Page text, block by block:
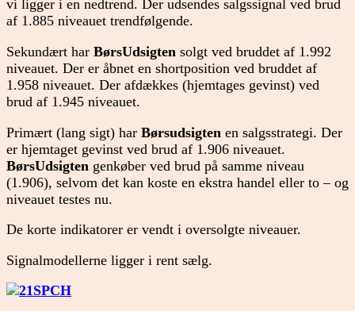
vi ligger i en nedtrend. Der udsendes salgssignal ved brud
af 1.885 niveauet trendfølgende.
Sekundært har BørsUdsigten solgt ved bruddet af 1.992
niveauet. Der er åbnet en shortposition ved bruddet af
1.958 niveauet. Der afdækkes (hjemtages gevinst) ved
brud af 1.945 niveauet.
Primært (lang sigt) har Børsudsigten en salgsstrategi. Der
er hjemtaget gevinst ved brud af 1.906 niveauet.
BørsUdsigten genkøber ved brud på samme niveau
(1.906), selvom det kan koste en ekstra handel eller to – og
niveauet testes nu.
De korte indikatorer er vendt i oversolgte niveauer.
Signalmodellerne ligger i rent sælg.